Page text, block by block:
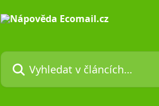
Vyhledat v článcích…